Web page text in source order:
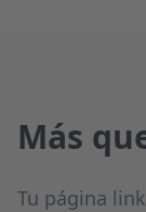
Más
Tu página